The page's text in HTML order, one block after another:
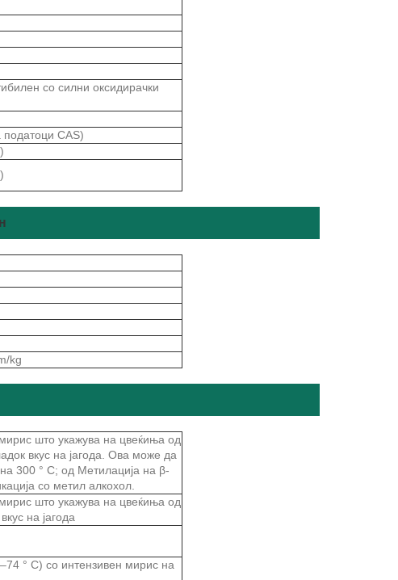
со силни оксидирачки
CAS)
kg
што укажува на цвеќиња од
вкус на јагода. Ова може да
300 ° C; од Метилација на β-
со метил алкохол.
што укажува на цвеќиња од
на јагода
° C) со интензивен мирис на